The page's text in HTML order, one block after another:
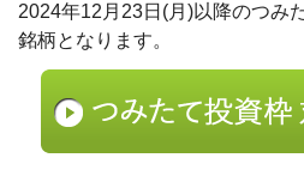
2024年12月23日(月)以降のつみ
銘柄となります。